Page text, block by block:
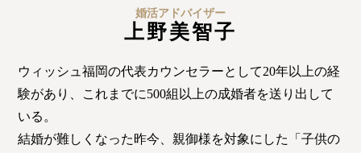
プライバシーポリシー
て
婚活アドバイザー
上野美智子
ウィッシュ福岡の代表カウンセラーとして20年以上の経
験があり、これまでに500組以上の成婚者を送り出して
いる。
結婚が難しくなった昨今、親御様を対象にした「子供の